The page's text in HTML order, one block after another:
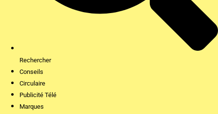
Rechercher
Conseils
Circulaire
Publicité Télé
Marques